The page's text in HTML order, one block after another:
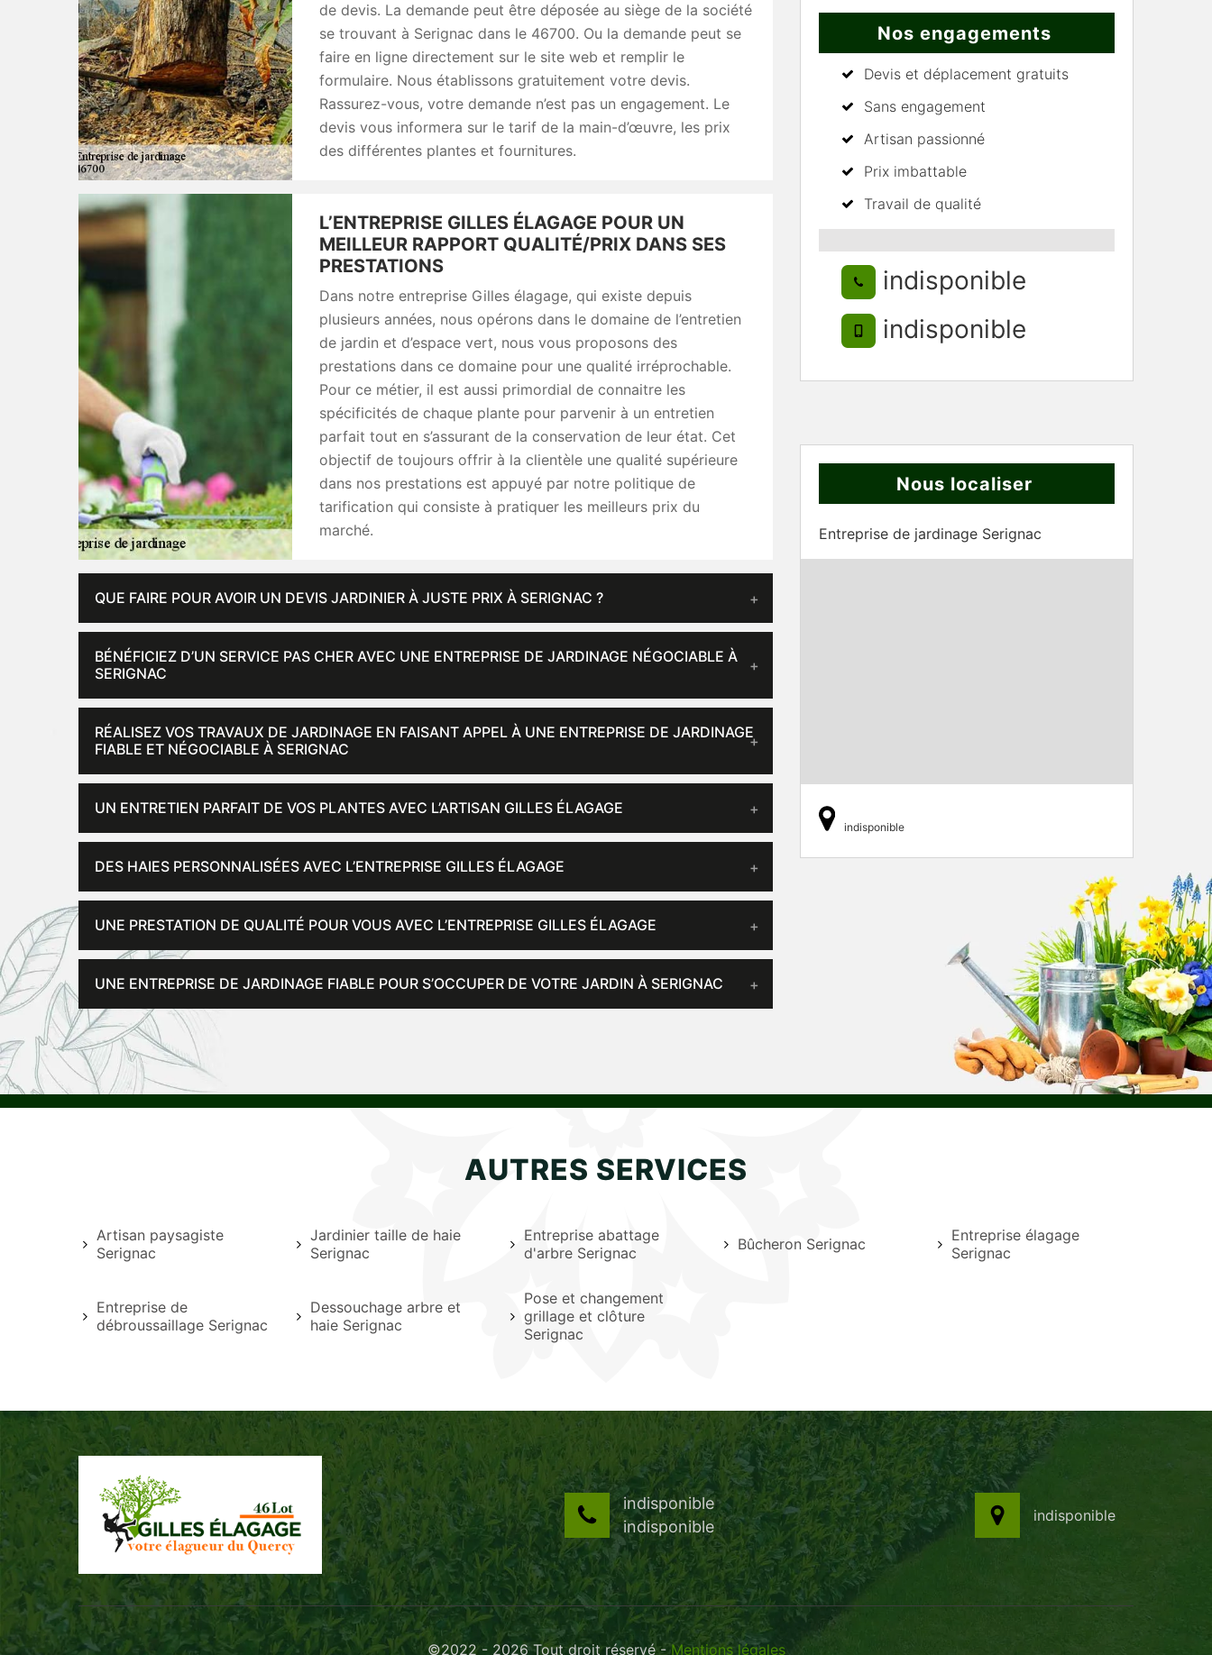
de devis. La demande peut être déposée au siège de la société
se trouvant à Serignac dans le 46700. Ou la demande peut se
faire en ligne directement sur le site web et remplir le
formulaire. Nous établissons gratuitement votre devis.
Rassurez-vous, votre demande n’est pas un engagement. Le
devis vous informera sur le tarif de la main-d’œuvre, les prix
des différentes plantes et fournitures.
L’ENTREPRISE GILLES ÉLAGAGE POUR UN
MEILLEUR RAPPORT QUALITÉ/PRIX DANS SES
PRESTATIONS
Dans notre entreprise Gilles élagage, qui existe depuis
plusieurs années, nous opérons dans le domaine de l’entretien
de jardin et d’espace vert, nous vous proposons des
prestations dans ce domaine pour une qualité irréprochable.
Pour ce métier, il est aussi primordial de connaitre les
spécificités de chaque plante pour parvenir à un entretien
parfait tout en s’assurant de la conservation de leur état. Cet
objectif de toujours offrir à la clientèle une qualité supérieure
dans nos prestations est appuyé par notre politique de
tarification qui consiste à pratiquer les meilleurs prix du
marché.
QUE FAIRE POUR AVOIR UN DEVIS JARDINIER À JUSTE PRIX À SERIGNAC ?
BÉNÉFICIEZ D’UN SERVICE PAS CHER AVEC UNE ENTREPRISE DE JARDINAGE NÉGOCIABLE À
SERIGNAC
RÉALISEZ VOS TRAVAUX DE JARDINAGE EN FAISANT APPEL À UNE ENTREPRISE DE JARDINAGE
FIABLE ET NÉGOCIABLE À SERIGNAC
UN ENTRETIEN PARFAIT DE VOS PLANTES AVEC L’ARTISAN GILLES ÉLAGAGE
DES HAIES PERSONNALISÉES AVEC L’ENTREPRISE GILLES ÉLAGAGE
UNE PRESTATION DE QUALITÉ POUR VOUS AVEC L’ENTREPRISE GILLES ÉLAGAGE
UNE ENTREPRISE DE JARDINAGE FIABLE POUR S’OCCUPER DE VOTRE JARDIN À SERIGNAC
Nos engagements
Devis et déplacement gratuits
Sans engagement
Artisan passionné
Prix imbattable
Travail de qualité
indisponible
indisponible
Nous localiser
Entreprise de jardinage Serignac
indisponible
AUTRES SERVICES
Artisan paysagiste
Serignac
Jardinier taille de haie
Serignac
Entreprise abattage
d'arbre Serignac
Bûcheron Serignac
Entreprise élagage
Serignac
Entreprise de
débroussaillage Serignac
Dessouchage arbre et
haie Serignac
Pose et changement
grillage et clôture
Serignac
indisponible
indisponible
indisponible
©2022 - 2026 Tout droit réservé -Mentions légales